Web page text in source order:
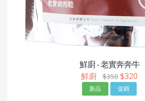
鮮廚 - 老實奔奔牛
鮮廚 $350 $320
新品 促銷